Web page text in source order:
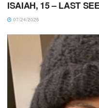
ISAIAH, 15 – LAST
07/24/2026